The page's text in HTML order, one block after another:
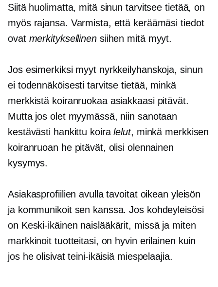
Siitä huolimatta, mitä sinun tarvitsee tietää, on
myös rajansa. Varmista, että keräämäsi tiedot
ovat merkityksellinensiihen mitä myyt.
Jos esimerkiksi myyt nyrkkeilyhanskoja, sinun
ei todennäköisesti tarvitse tietää, minkä
merkkistä koiranruokaa asiakkaasi pitävät.
Mutta jos olet myymässä, niin sanotaan
kestävästi hankittu koiralelut, minkä merkkisen
koiranruoan he pitävät, olisi olennainen
kysymys.
Asiakasprofiilien avulla tavoitat oikean yleisön
ja kommunikoit sen kanssa. Jos kohdeyleisösi
on Keski-ikäinen naislääkärit, missä ja miten
markkinoit tuotteitasi, on hyvin erilainen kuin
jos he olisivat teini-ikäisiä miespelaajia.